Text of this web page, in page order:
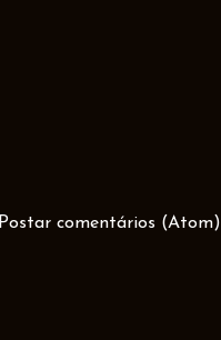
Postar comentários (Atom)